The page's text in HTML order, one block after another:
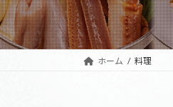
ホーム 料理